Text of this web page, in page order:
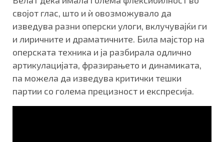
својот глас, што и ѝ овозможувало да
изведува разни оперски улоги, вклучувајќи ги
и лиричните и драматичните. Била мајстор на
оперската техника и ја разбирала одлично
артикулацијата, фразирањето и динамиката,
па можела да изведува критички тешки
партии со голема прецизност и експресија.